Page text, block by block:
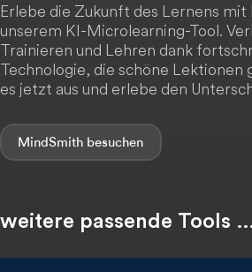
Erlebe die Zukunft des Lernens
unserem KI-Microlearning-Tool.
Trainieren und Lehren dank
Technologie, die schöne Lektionen
es jetzt aus und erlebe den
MindSmith
weitere passende Tools